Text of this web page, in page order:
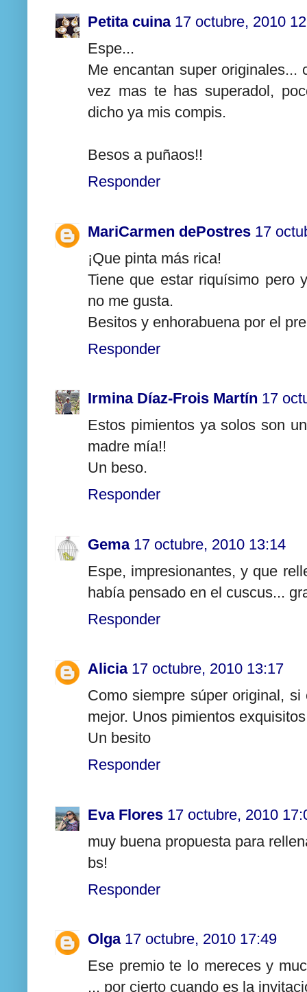
Petita cuina 17 octubre, 2010
Espe...
Me encantan super
vez mas te has superadol,
dicho ya mis compis.
Besos a puñaos!!
Responder
MariCarmen dePostres 17
¡Que pinta más rica!
Tiene que estar riquísimo pero
no me gusta.
Besitos y enhorabuena por el
Responder
Irmina Díaz-Frois Martín 17
Estos pimientos ya solos son
madre mía!!
Un beso.
Responder
Gema 17 octubre, 2010 13:14
Espe, impresionantes, y que
había pensado en el cuscus...
Responder
Alicia 17 octubre, 2010 13:17
Como siempre súper original,
mejor. Unos pimientos
Un besito
Responder
Eva Flores 17 octubre, 2010
muy buena propuesta para
bs!
Responder
Olga 17 octubre, 2010 17:49
Ese premio te lo mereces y
... por cierto cuando es la